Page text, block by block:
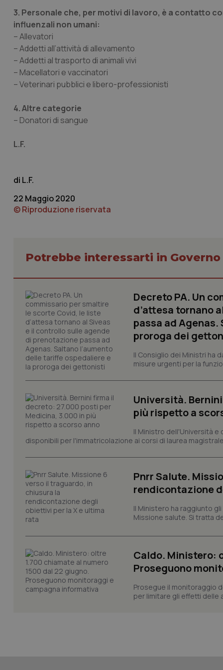
3. Personale che, per motivi di lavoro, è a contatto
influenzali non umani:
– Allevatori
– Addetti all’attività di allevamento
– Addetti al trasporto di animali vivi
– Macellatori e vaccinatori
– Veterinari pubblici e libero-professionisti
4. Altre categorie
– Donatori di sangue
L.F.
L.F.
22 Maggio 2020
© Riproduzione riservata
Potrebbe interessarti in
Decreto PA. Un
d’attesa tornano
passa ad
proroga dei
Il Consiglio dei Ministri ha
misure urgenti per la
Università.
più rispetto a
Il Ministro dell'Università e
disponibili per l'immatricolazione ai corsi di laurea
Pnrr Salute.
rendicontazione
Il Ministero ha raggiunto
Missione salute. Si tratta
Caldo. Ministero:
Proseguono
Prosegue il monitoraggio
per limitare gli effetti delle
_ga
PHPSESSID
Nome
_ga_0VMQEQKQ1N
Nome
__Secure-YNID
__Secure-
tracking-sites-
ironfish-tracking-
named-enable